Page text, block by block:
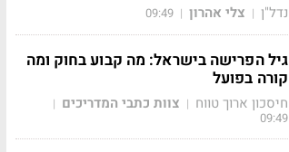
נדל"ן | צלי אהרון |
09:49
גיל הפרישה בישראל: מה קבוע בחוק ומה
קורה בפועל
חיסכון ארוך טווח | צוות כתבי המדריכים |
09:49